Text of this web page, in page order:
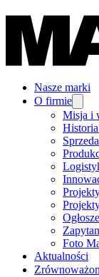
Nasze marki
O firmie
Misja i
Foto
Aktualności